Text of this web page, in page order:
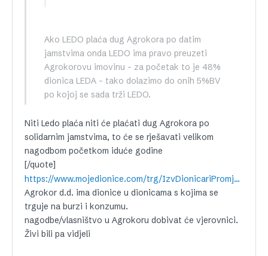
Ako LEDO plaća dug Agrokora po datim
jamstvima onda LEDO ima pravo preuzeti
Agrokorovu imovinu – za početak to je 48%
dionica LEDA – tako dolazimo do onih 5%BV
po kojoj se sada trži LEDO.
Niti Ledo plaća niti će plaćati dug Agrokora po
solidarnim jamstvima, to će se rješavati velikom
nagodbom početkom iduće godine
[/quote]
https://www.mojedionice.com/trg/IzvDionicariPromjeneSve.aspx?idNac=2&idDCar=2905
Agrokor d.d. ima dionice u dionicama s kojima se
trguje na burzi i konzumu.
nagodbe/vlasništvo u Agrokoru dobivat će vjerovnici.
Živi bili pa vidjeli